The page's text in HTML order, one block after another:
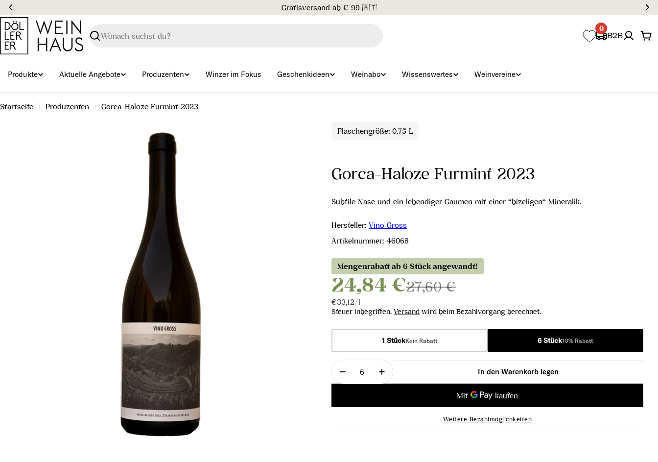
Zum
Inhalt
springen
Gratisversand ab € 99 🇦🇹
Suchen
0
B2B
Produkte Aktuelle Angebote Produzenten Winzer im Fokus Geschenkideen Weinabo Wissenswertes Weinvereine
Startseite Produzenten Gorca-Haloze Furmint 2023
Flaschengröße: 0.75 L
Gorca-Haloze Furmint 2023
Subtile Nase und ein lebendiger Gaumen mit einer “bizeligen“ Mineralik.
Hersteller: Vino Gross
Artikelnummer: 46068
Mengenrabatt ab 6 Stück angewandt!
24,84 €27,60 €
Stückpreis
€33,12/pro
l
Steuer inbegriffen. Versand wird beim Bezahlvorgang berechnet.
1 StückKein Rabatt 6 Stück10% Rabatt
Menge
Menge für Gorca-Haloze Furmint 2023 verringern
Menge für Gorca-Haloze Furmint 2023 erhöhen
In den Warenkorb legen
Weitere Bezahlmöglichkeiten